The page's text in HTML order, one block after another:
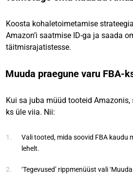
Koosta kohaletoimetamise
Amazon’i saatmise ID-ga ja saada
täitmisrajatistesse.
Muuda praegune varu FBA-
Kui sa juba müüd tooteid Amazonis,
ks üle viia. Nii:
Vali tooted, mida soovid FBA kaudu
lehelt.
‘Tegevused’ rippmenüüst vali